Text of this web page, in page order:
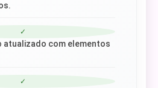
✓
atualizado com elementos
✓